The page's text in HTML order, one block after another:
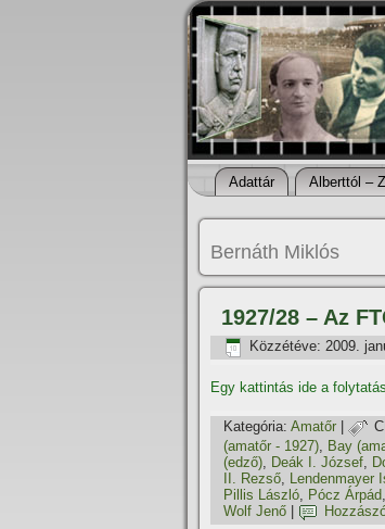
Adattár Alberttól –
Bernáth Miklós
1927/28 – Az
Közzétéve: 2009.
Egy kattintás ide a
Kategória: Amatőr
(amatőr - 1927), Bay
(edző), Deák I. József,
II. Rezső, Lendenmayer
Pillis László, Pócz Árpád,
Wolf Jenő